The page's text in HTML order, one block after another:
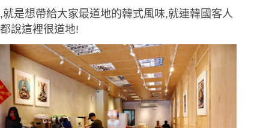
,就是想帶給大家最道地的韓式風味,就連韓國客人
都說這裡很道地!